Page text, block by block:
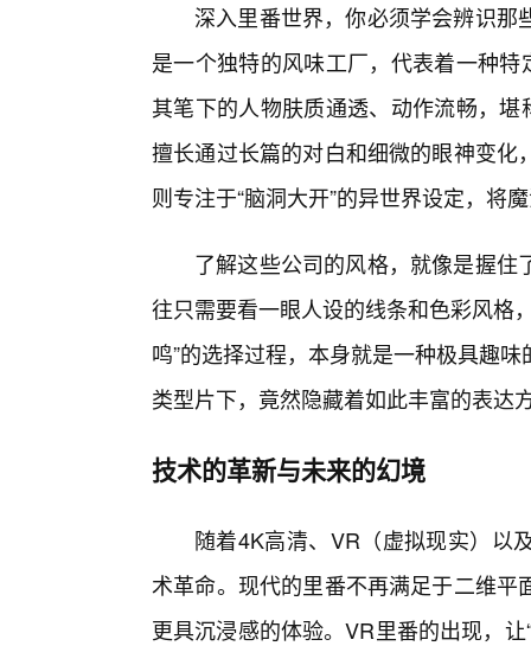
深入里番世界，你必须学会辨识
是一个独特的风味工厂，代表着一种
其笔下的人物肤质通透、动作流畅，
擅长通过长篇的对白和细微的眼神变
则专注于“脑洞大开”的异世界设定，将
了解这些公司的风格，就像是握
往只需要看一眼人设的线条和色彩风格
鸣”的选择过程，本身就是一种极具趣
类型片下，竟然隐藏着如此丰富的表达
技术的革新与未来的幻境
随着4K高清、VR（虚拟现实）以
术革命。现代的里番不再满足于二维
更具沉浸感的体验。VR里番的出现，